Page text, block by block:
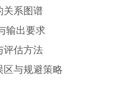
关系图谱
输出要求
评估方法
区与规避策略